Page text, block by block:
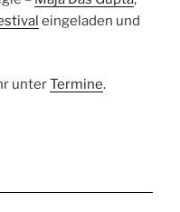
eingeladen und
unterTermine.